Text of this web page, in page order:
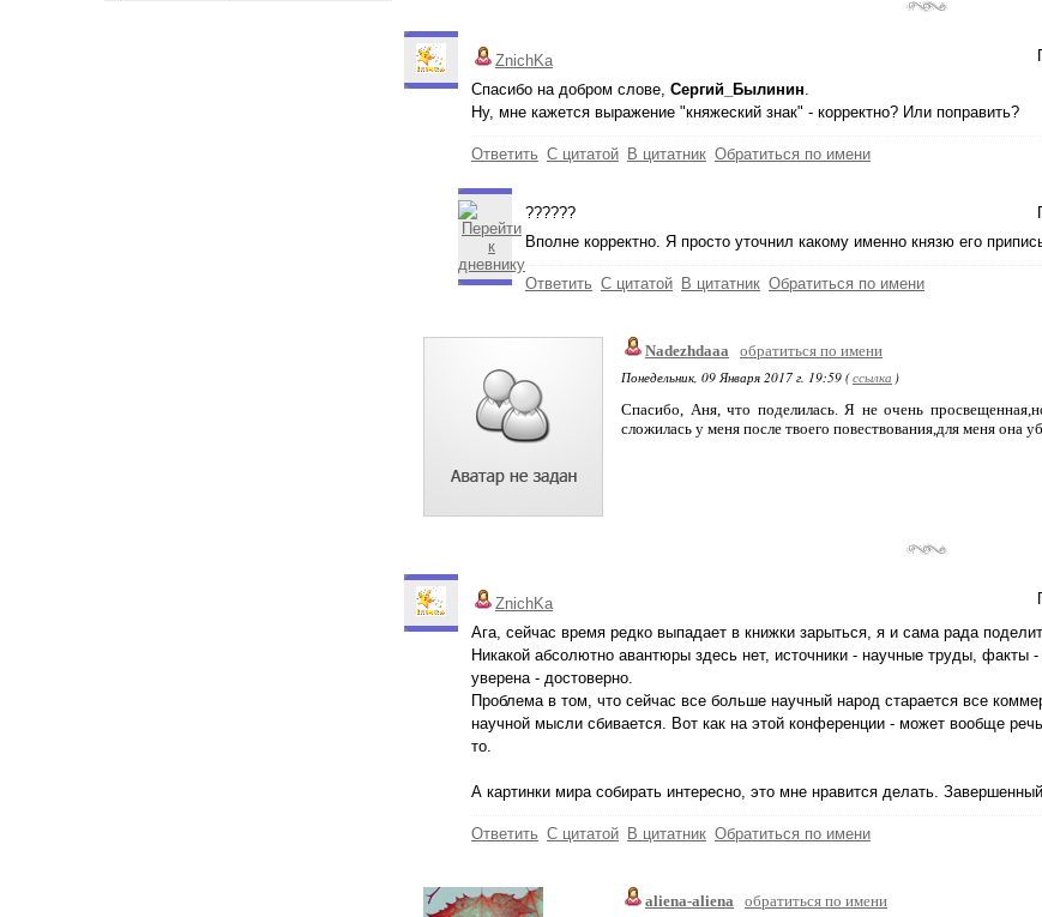
ZnichKa
Спасибо на добром слове, Сергий_Былинин.
Ну, мне кажется выражение "княжеский знак" - корректно? Или поправить?
Ответить С цитатой В цитатник Обратиться по имени
??????
Вполне корректно. Я просто уточнил какому именно князю его
Ответить С цитатой В цитатник Обратиться по имени
Nadezhdaaa
обратиться по имени
Понедельник, 09 Января 2017 г. 19:59 (ссылка )
Спасибо, Аня, что поделилась. Я не очень
сложилась у меня после твоего повествования,для меня она
ZnichKa
Ага, сейчас время редко выпадает в книжки зарыться, я и сама рада
Никакой абсолютно авантюры здесь нет, источники - научные труды,
уверена - достоверно.
Проблема в том, что сейчас все больше научный народ старается все
научной мысли сбивается. Вот как на этой конференции - может вообще
то.
А картинки мира собирать интересно, это мне нравится делать.
Ответить С цитатой В цитатник Обратиться по имени
aliena-aliena
обратиться по имени